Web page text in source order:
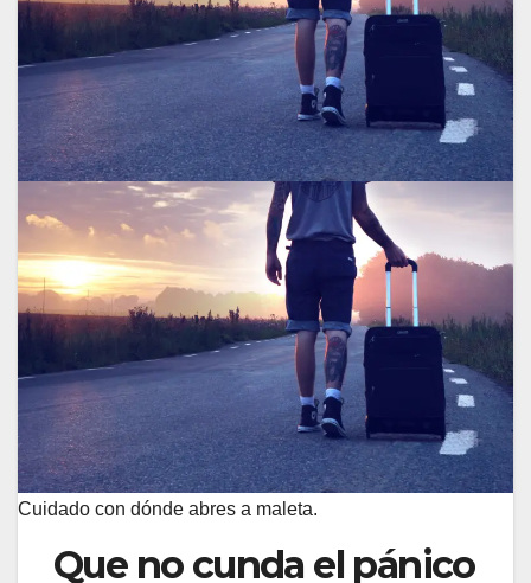
Cuidado con dónde abres a maleta.
Que no cunda el pánico